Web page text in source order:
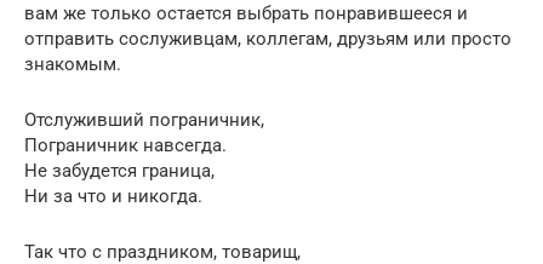
вам же только остается выбрать понравившееся и
отправить сослуживцам, коллегам, друзьям или просто
знакомым.
Отслуживший пограничник,
Пограничник навсегда.
Не забудется граница,
Ни за что и никогда.
Так что с праздником, товарищ,